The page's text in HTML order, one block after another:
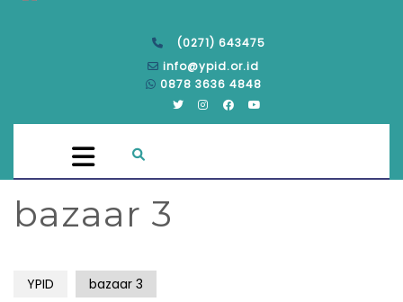
(0271) 643475
info@ypid.or.id
0878 3636 4848
bazaar 3
YPID bazaar 3